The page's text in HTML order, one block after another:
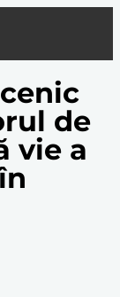
de
vie a